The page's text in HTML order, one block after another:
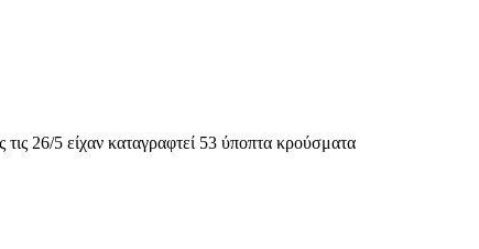
26/5 είχαν καταγραφτεί 53 ύποπτα κρούσματα